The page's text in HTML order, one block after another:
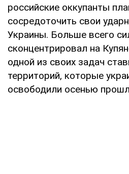
российские оккупанты
сосредоточить свои
Украины. Больше всего
сконцентрировал на
одной из своих задач
территорий, которые
освободили осенью